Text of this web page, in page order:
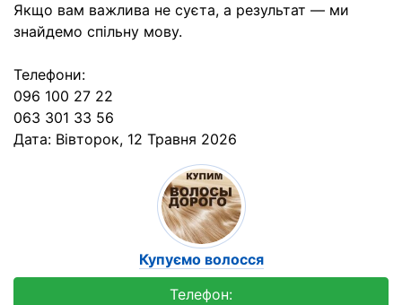
Якщо вам важлива не суєта, а результат — ми
знайдемо спільну мову.
Телефони:
096 100 27 22
063 301 33 56
Дата: Вівторок, 12 Травня 2026
Купуємо волосся
Телефон: